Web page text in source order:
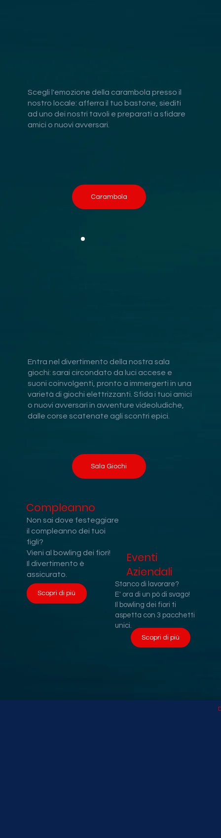
Scegli l'emozione della carambola presso il
nostro locale: afferra il tuo bastone, siediti
ad uno dei nostri tavoli e preparati a sfidare
amici o nuovi avversari.
Carambola
Entra nel divertimento della nostra sala
giochi: sarai circondato da luci accese e
suoni coinvolgenti, pronto a immergerti in una
varietà di giochi elettrizzanti. Sfida i tuoi amici
o nuovi avversari in avventure videoludiche,
dalle corse scatenate agli scontri epici.
Sala Giochi
Scopri di più
Compleanno
Non sai dove festeggiare
il compleanno dei tuoi
figli?
Vieni al bowling dei fiori!
Il divertimento è
assicurato.
Scopri di più
Eventi
Aziendali
Stanco di lavorare?
E' ora di un pò di svago!
Il bowling dei fiori ti
aspetta con 3 pacchetti
unici.